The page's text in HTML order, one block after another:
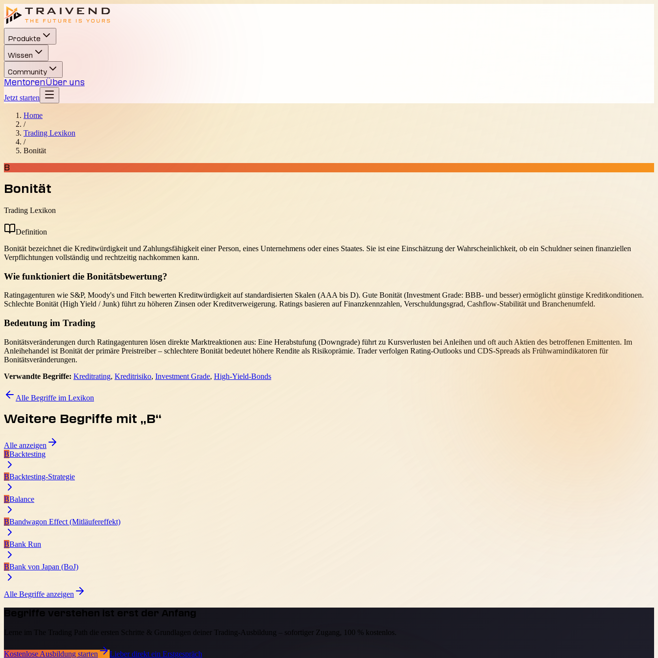
Produkte
Wissen
Community
MentorenÜber uns
Jetzt starten
Home
/
Trading Lexikon
/
Bonität
B
Bonität
Trading Lexikon
Definition
Bonität bezeichnet die Kreditwürdigkeit und Zahlungsfähigkeit einer Person, eines Unternehmens oder eines Staates. Sie ist eine Einschätzung der Wahrscheinlichkeit, ob ein Schuldner seinen finanziellen
Verpflichtungen vollständig und rechtzeitig nachkommen kann.
Wie funktioniert die Bonitätsbewertung?
Ratingagenturen wie S&P, Moody's und Fitch bewerten Kreditwürdigkeit auf standardisierten Skalen (AAA bis D). Gute Bonität (Investment Grade: BBB- und besser) ermöglicht günstige Kreditkonditionen.
Schlechte Bonität (High Yield / Junk) führt zu höheren Zinsen oder Kreditverweigerung. Ratings basieren auf Finanzkennzahlen, Verschuldungsgrad, Cashflow-Stabilität und Branchenumfeld.
Bedeutung im Trading
Bonitätsveränderungen durch Ratingagenturen lösen direkte Marktreaktionen aus: Eine Herabstufung (Downgrade) führt zu Kursverlusten bei Anleihen und oft auch Aktien des betroffenen Emittenten. Im
Anleihehandel ist Bonität der primäre Preistreiber – schlechtere Bonität bedeutet höhere Rendite als Risikoprämie. Trader verfolgen Rating-Outlooks und CDS-Spreads als Frühwarnindikatoren für
Bonitätsveränderungen.
Verwandte Begriffe: Kreditrating, Kreditrisiko, Investment Grade, High-Yield-Bonds
Alle Begriffe im Lexikon
Weitere Begriffe mit „ B“
Alle anzeigen
BBacktesting
BBacktesting-Strategie
BBalance
BBandwagon Effect (Mitläufereffekt)
BBank Run
BBank von Japan (BoJ)
Alle Begriffe anzeigen
Begriffe verstehen ist erst der Anfang
Lerne im The Trading Path die ersten Schritte & Grundlagen deiner Trading-Ausbildung – sofortiger Zugang, 100 % kostenlos.
Kostenlose Ausbildung starten Lieber direkt ein Erstgespräch